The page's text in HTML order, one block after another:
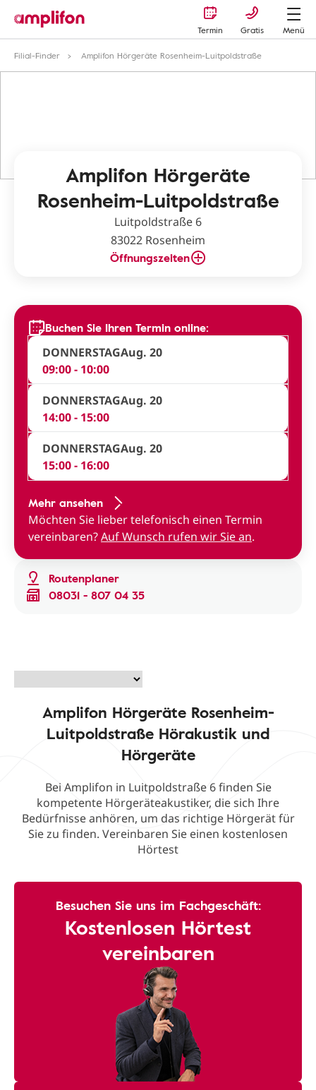
Termin Gratis
Menü
Filial-Finder
Amplifon Hörgeräte Rosenheim-Luitpoldstraße
Amplifon Hörgeräte
Rosenheim-Luitpoldstraße
Luitpoldstraße 6
83022 Rosenheim
Öffnungszeiten
Routenplaner
08031 - 807 04 35
Buchen Sie Ihren Termin online:
DONNERSTAGAug. 20
09:00 - 10:00
DONNERSTAGAug. 20
14:00 - 15:00
DONNERSTAGAug. 20
15:00 - 16:00
Mehr ansehen
Möchten Sie lieber telefonisch einen Termin
vereinbaren?Auf Wunsch rufen wir Sie an.
Amplifon Hörgeräte Rosenheim-
Luitpoldstraße Hörakustik und
Hörgeräte
Bei Amplifon in Luitpoldstraße 6 finden Sie
kompetente Hörgeräteakustiker, die sich Ihre
Bedürfnisse anhören, um das richtige Hörgerät für
Sie zu finden. Vereinbaren Sie einen kostenlosen
Hörtest
Besuchen Sie uns im Fachgeschäft:
Kostenlosen Hörtest
vereinbaren